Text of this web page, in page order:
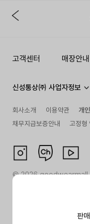
판
고객센터 매장안내
신성통상㈜ 사업자정보
회사소개 이용약관
개
채무지급보증안내
고정형
©2026